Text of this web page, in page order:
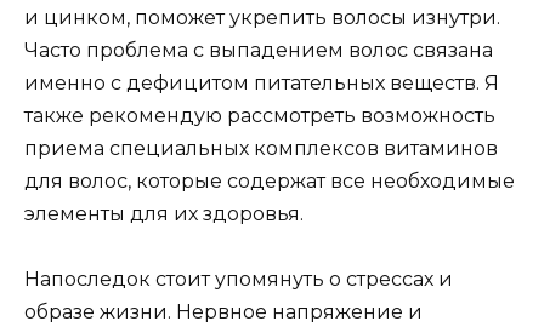
и цинком, поможет укрепить волосы изнутри.
Часто проблема с выпадением волос связана
именно с дефицитом питательных веществ. Я
также рекомендую рассмотреть возможность
приема специальных комплексов витаминов
для волос, которые содержат все необходимые
элементы для их здоровья.
Напоследок стоит упомянуть о стрессах и
образе жизни. Нервное напряжение и